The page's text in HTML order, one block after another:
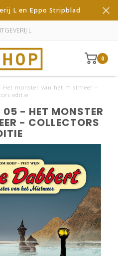
L en Eppo Stripblad
L
0
Het monster van het mistmeer -
editie
05 - HET MONSTER
- COLLECTORS